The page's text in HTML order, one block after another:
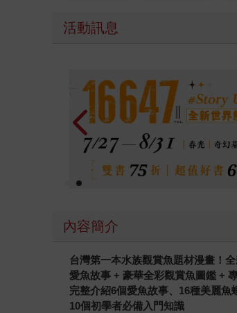
活動訊息
內容簡介
台灣第一本水族觀賞魚題材漫畫！全
愛魚故事 + 豪華全彩觀賞魚圖鑑 +
完整介紹6個愛魚故事、16種美麗魚
10個初學者必備入門知識